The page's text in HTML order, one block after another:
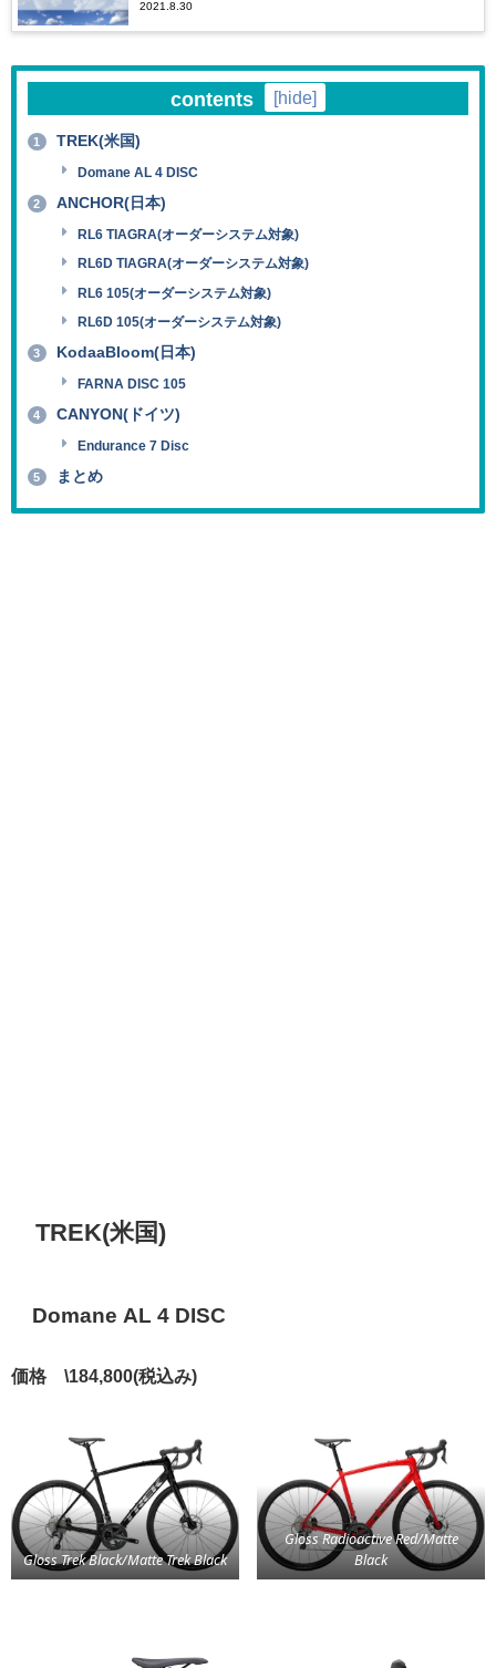
2021.8.30
contents [hide]
1 TREK(米国)
Domane AL 4 DISC
2 ANCHOR(日本)
RL6 TIAGRA(オーダーシステム対象)
RL6D TIAGRA(オーダーシステム対象)
RL6 105(オーダーシステム対象)
RL6D 105(オーダーシステム対象)
3 KodaaBloom(日本)
FARNA DISC 105
4 CANYON(ドイツ)
Endurance 7 Disc
5 まとめ
TREK(米国)
Domane AL 4 DISC
価格 \184,800(税込み)
Gloss Trek Black/Matte Trek Black
Gloss Radioactive Red/Matte
Black